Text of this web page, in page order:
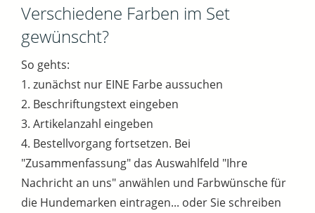
Verschiedene Farben im Set
gewünscht?
So gehts:
1. zunächst nur EINE Farbe aussuchen
2. Beschriftungstext eingeben
3. Artikelanzahl eingeben
4. Bestellvorgang fortsetzen. Bei
"Zusammenfassung" das Auswahlfeld "Ihre
Nachricht an uns" anwählen und Farbwünsche für
die Hundemarken eintragen... oder Sie schreiben